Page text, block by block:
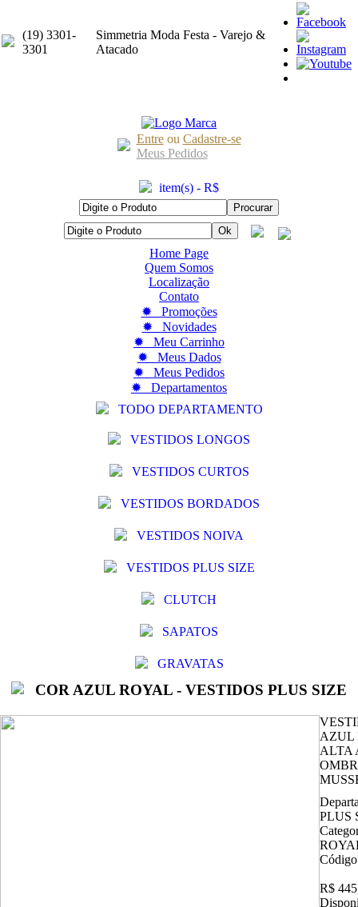
(19) 3301-
3301
Simmetria Moda Festa - Varejo &
Atacado
Entre ou Cadastre-se
Meus Pedidos
item(s) - R$
Home Page
Quem Somos
Localização
Contato
✹ Promoções
✹ Novidades
✹ Meu Carrinho
✹ Meus Dados
✹ Meus Pedidos
✹ Departamentos
TODO DEPARTAMENTO
VESTIDOS LONGOS
VESTIDOS CURTOS
VESTIDOS BORDADOS
VESTIDOS NOIVA
VESTIDOS PLUS SIZE
CLUTCH
SAPATOS
GRAVATAS
COR AZUL ROYAL - VESTIDOS PLUS SIZE
AZUL
ALTA
PLUS
R$